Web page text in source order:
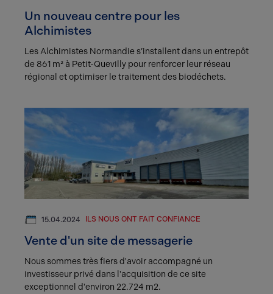
Un nouveau centre pour les
Alchimistes
Les Alchimistes Normandie s’installent dans un entrepôt
de 861 m² à Petit-Quevilly pour renforcer leur réseau
régional et optimiser le traitement des biodéchets.
15.04.2024 ILS NOUS ONT FAIT CONFIANCE
Vente d'un site de messagerie
Nous sommes très fiers d'avoir accompagné un
investisseur privé dans l'acquisition de ce site
exceptionnel d'environ 22.724 m2.